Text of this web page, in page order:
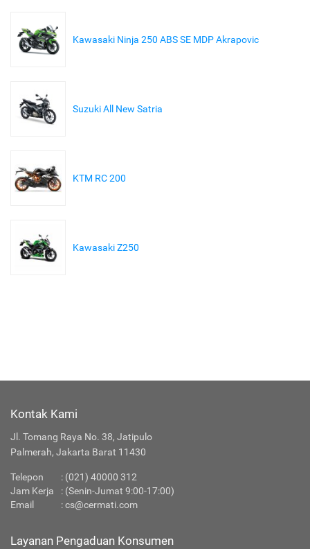
Kawasaki Ninja 250 ABS SE MDP Akrapovic
Suzuki All New Satria
KTM RC 200
Kawasaki Z250
Kontak Kami
Jl. Tomang Raya No. 38, Jatipulo
Palmerah, Jakarta Barat 11430
Telepon : (021) 40000 312
Jam Kerja
: (Senin-Jumat 9:00-17:00)
Email
:cs@cermati.com
Layanan Pengaduan Konsumen